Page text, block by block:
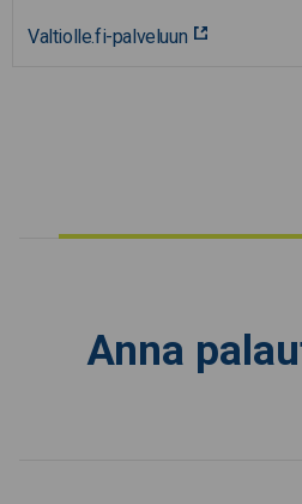
Valtiolle.fi-palveluun
Anna